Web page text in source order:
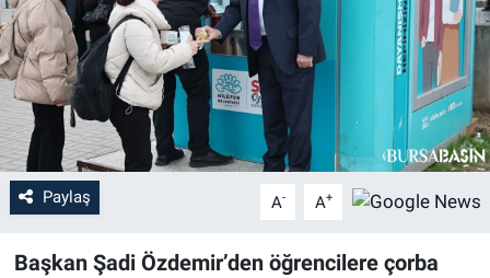
Paylaş A- A+
Başkan Şadi Özdemir’den öğrencilere çorba
Eğitim
Ekonomi
Dünya
Teknoloji
Magazin